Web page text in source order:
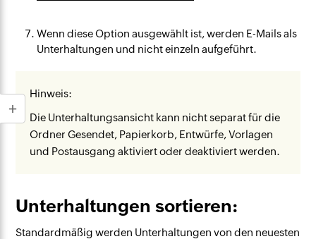
Wenn diese Option ausgewählt ist, werden E-Mails als
Unterhaltungen und nicht einzeln aufgeführt.
Hinweis:
Die Unterhaltungsansicht kann nicht separat für die
Ordner Gesendet, Papierkorb, Entwürfe, Vorlagen
und Postausgang aktiviert oder deaktiviert werden.
Unterhaltungen sortieren:
Standardmäßig werden Unterhaltungen von den neuesten